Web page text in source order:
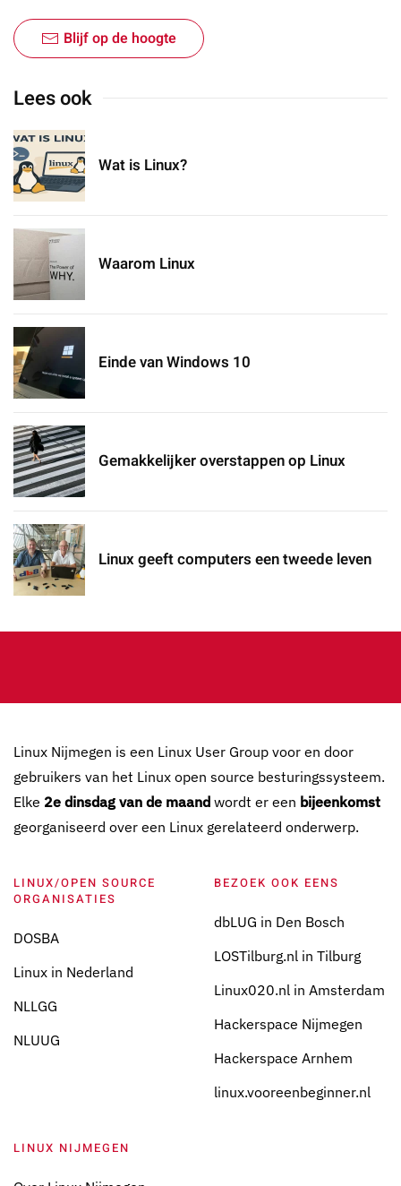
Blijf op de hoogte
Lees ook
Wat is Linux?
Waarom Linux
Einde van Windows 10
Gemakkelijker overstappen op Linux
Linux geeft computers een tweede leven
Linux Nijmegen is een Linux User Group voor en door
gebruikers van het Linux open source besturingssysteem.
Elke 2e dinsdag van de maand wordt er een bijeenkomst
georganiseerd over een Linux gerelateerd onderwerp.
LINUX/OPEN SOURCE
ORGANISATIES
DOSBA
Linux in Nederland
NLLGG
NLUUG
BEZOEK OOK EENS
dbLUG in Den Bosch
LOSTilburg.nl in Tilburg
Linux020.nl in Amsterdam
Hackerspace Nijmegen
Hackerspace Arnhem
linux.vooreenbeginner.nl
LINUX NIJMEGEN